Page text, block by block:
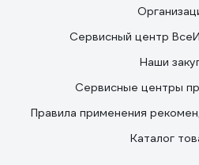
Сервисный центр
Наши
Сервисные центры
Правила применения
Каталог